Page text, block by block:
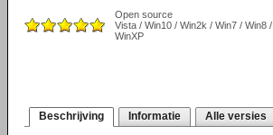
Open source
Vista / Win10 / Win2k / Win7 / Win8 /
WinXP
Beschrijving Informatie Alle versies